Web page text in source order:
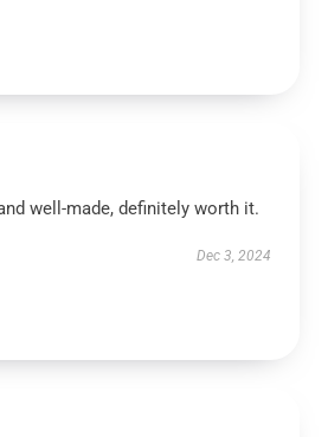
well-made, definitely worth it.
Dec 3, 2024